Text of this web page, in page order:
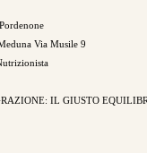
Via Musile 9
IL GIUSTO